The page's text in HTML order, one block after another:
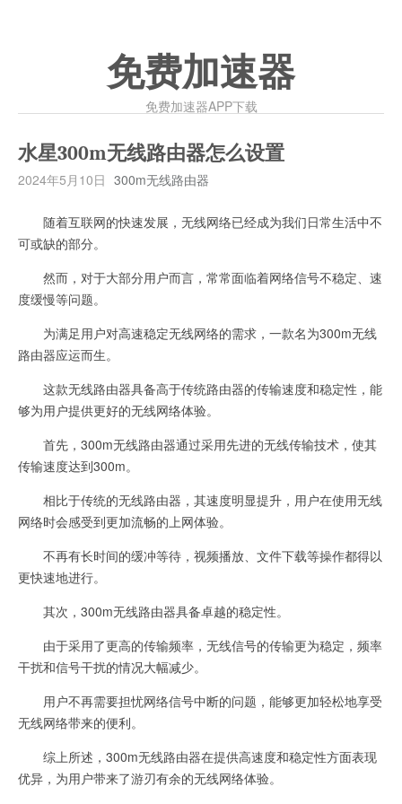
免费加速器
免费加速器APP下载
水星300m无线路由器怎么设置
2024年5月10日 300m无线路由器
随着互联网的快速发展，无线网络已经成为我们日常生活中不
可或缺的部分。
然而，对于大部分用户而言，常常面临着网络信号不稳定、速
度缓慢等问题。
为满足用户对高速稳定无线网络的需求，一款名为300m无线
路由器应运而生。
这款无线路由器具备高于传统路由器的传输速度和稳定性，能
够为用户提供更好的无线网络体验。
首先，300m无线路由器通过采用先进的无线传输技术，使其
传输速度达到300m。
相比于传统的无线路由器，其速度明显提升，用户在使用无线
网络时会感受到更加流畅的上网体验。
不再有长时间的缓冲等待，视频播放、文件下载等操作都得以
更快速地进行。
其次，300m无线路由器具备卓越的稳定性。
由于采用了更高的传输频率，无线信号的传输更为稳定，频率
干扰和信号干扰的情况大幅减少。
用户不再需要担忧网络信号中断的问题，能够更加轻松地享受
无线网络带来的便利。
综上所述，300m无线路由器在提供高速度和稳定性方面表现
优异，为用户带来了游刃有余的无线网络体验。